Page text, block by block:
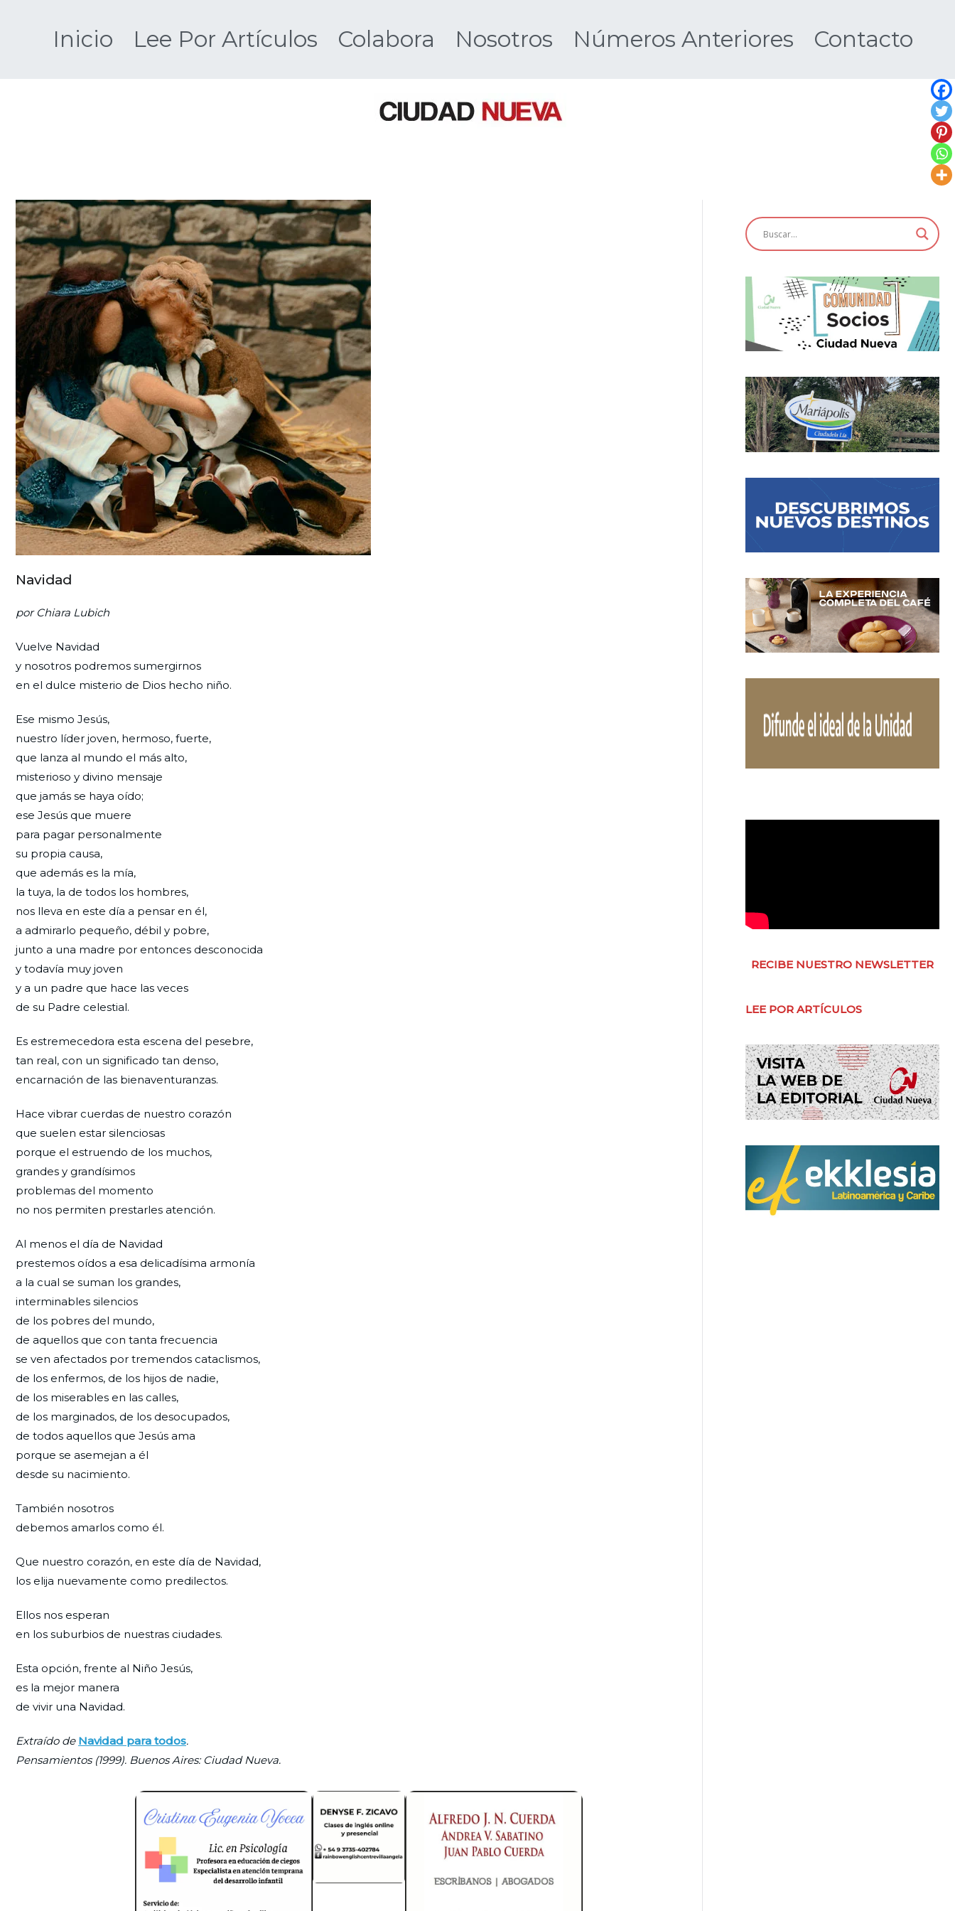
Inicio Lee Por Artículos Colabora Nosotros Números Anteriores Contacto
Navidad
por Chiara Lubich
Vuelve Navidad
y nosotros podremos sumergirnos
en el dulce misterio de Dios hecho niño.
Ese mismo Jesús,
nuestro líder joven, hermoso, fuerte,
que lanza al mundo el más alto,
misterioso y divino mensaje
que jamás se haya oído;
ese Jesús que muere
para pagar personalmente
su propia causa,
que además es la mía,
la tuya, la de todos los hombres,
nos lleva en este día a pensar en él,
a admirarlo pequeño, débil y pobre,
junto a una madre por entonces desconocida
y todavía muy joven
y a un padre que hace las veces
de su Padre celestial.
Es estremecedora esta escena del pesebre,
tan real, con un significado tan denso,
encarnación de las bienaventuranzas.
Hace vibrar cuerdas de nuestro corazón
que suelen estar silenciosas
porque el estruendo de los muchos,
grandes y grandísimos
problemas del momento
no nos permiten prestarles atención.
Al menos el día de Navidad
prestemos oídos a esa delicadísima armonía
a la cual se suman los grandes,
interminables silencios
de los pobres del mundo,
de aquellos que con tanta frecuencia
se ven afectados por tremendos cataclismos,
de los enfermos, de los hijos de nadie,
de los miserables en las calles,
de los marginados, de los desocupados,
de todos aquellos que Jesús ama
porque se asemejan a él
desde su nacimiento.
También nosotros
debemos amarlos como él.
Que nuestro corazón, en este día de Navidad,
los elija nuevamente como predilectos.
Ellos nos esperan
en los suburbios de nuestras ciudades.
Esta opción, frente al Niño Jesús,
es la mejor manera
de vivir una Navidad.
Extraído de Navidad para todos.
Pensamientos (1999). Buenos Aires: Ciudad Nueva.
RECIBE NUESTRO NEWSLETTER
LEE POR ARTÍCULOS